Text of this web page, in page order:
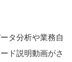
タ分析や業務自
ド説明動画がさ